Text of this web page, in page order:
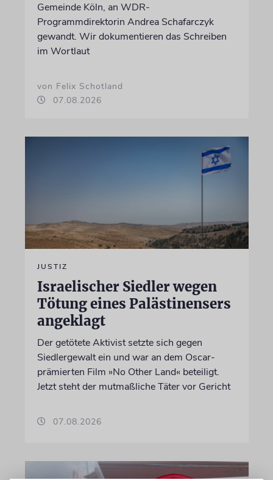
Gemeinde Köln, an WDR-
Programmdirektorin Andrea Schafarczyk
gewandt. Wir dokumentieren das Schreiben
im Wortlaut
von Felix Schotland
07.08.2026
JUSTIZ
Israelischer Siedler wegen
Tötung eines Palästinensers
angeklagt
Der getötete Aktivist setzte sich gegen
Siedlergewalt ein und war an dem Oscar-
prämierten Film »No Other Land« beteiligt.
Jetzt steht der mutmaßliche Täter vor Gericht
07.08.2026